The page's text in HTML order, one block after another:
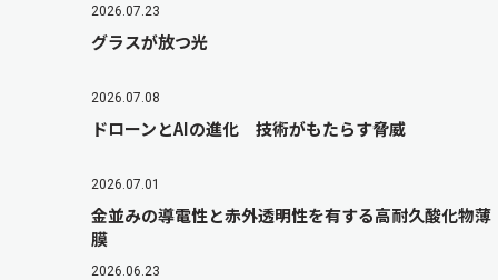
2026.07.23
グラスが放つ光
2026.07.08
ドローンとAIの進化 技術がもたらす脅威
2026.07.01
金並みの導電性と赤外透明性を有する高耐久酸化物薄
膜
2026.06.23